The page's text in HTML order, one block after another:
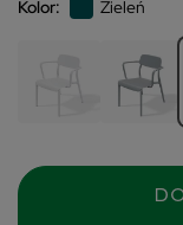
Kolor: Zieleń